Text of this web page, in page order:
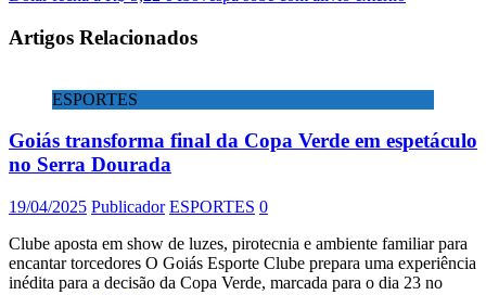
Artigos Relacionados
ESPORTES
Goiás transforma final da Copa Verde em espetáculo
no Serra Dourada
19/04/2025 Publicador ESPORTES 0
Clube aposta em show de luzes, pirotecnia e ambiente familiar para
encantar torcedores O Goiás Esporte Clube prepara uma experiência
inédita para a decisão da Copa Verde, marcada para o dia 23 no